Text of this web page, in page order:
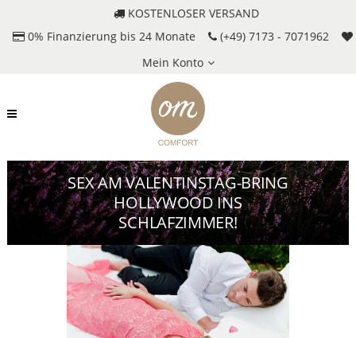
KOSTENLOSER VERSAND
0% Finanzierung bis 24 Monate
(+49) 7173 - 7071962
Mein Konto
SEX AM VALENTINSTAG-BRING
HOLLYWOOD INS
SCHLAFZIMMER!